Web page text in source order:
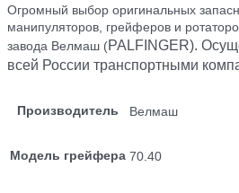
Огромный выбор оригинальных
манипуляторов, грейферов и
завода Велмаш (PALFINGER).
всей России транспортными
Производитель Велмаш
Модель грейфера 70.40